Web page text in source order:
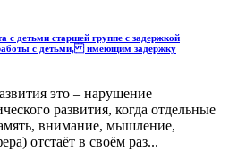
с детьми старшей группе с задержкой
работы с детьми, имеющим задержку
это – нарушение
развития, когда отдельные
внимание, мышление,
отстаёт в своём раз...